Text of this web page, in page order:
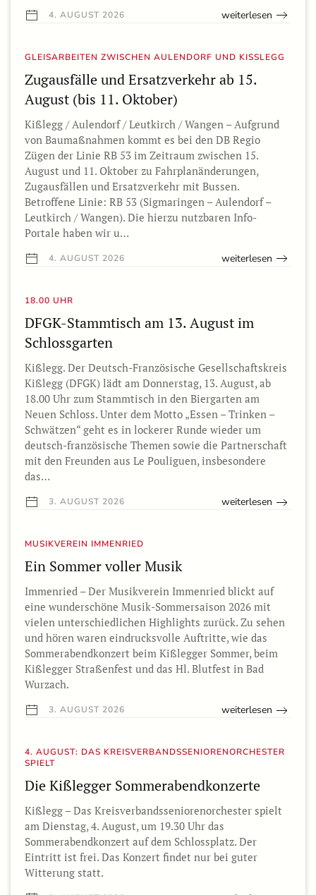
4. AUGUST 2026 weiterlesen
GLEISARBEITEN ZWISCHEN AULENDORF UND KISSLEGG
Zugausfälle und Ersatzverkehr ab 15.
August (bis 11. Oktober)
Kißlegg / Aulendorf / Leutkirch / Wangen – Aufgrund
von Baumaßnahmen kommt es bei den DB Regio
Zügen der Linie RB 53 im Zeitraum zwischen 15.
August und 11. Oktober zu Fahrplanänderungen,
Zugausfällen und Ersatzverkehr mit Bussen.
Betroffene Linie: RB 53 (Sigmaringen – Aulendorf –
Leutkirch / Wangen). Die hierzu nutzbaren Info-
Portale haben wir u…
4. AUGUST 2026 weiterlesen
18.00 UHR
DFGK-Stammtisch am 13. August im
Schlossgarten
Kißlegg. Der Deutsch-Französische Gesellschaftskreis
Kißlegg (DFGK) lädt am Donnerstag, 13. August, ab
18.00 Uhr zum Stammtisch in den Biergarten am
Neuen Schloss. Unter dem Motto „Essen – Trinken –
Schwätzen“ geht es in lockerer Runde wieder um
deutsch-französische Themen sowie die Partnerschaft
mit den Freunden aus Le Pouliguen, insbesondere
das…
3. AUGUST 2026 weiterlesen
MUSIKVEREIN IMMENRIED
Ein Sommer voller Musik
Immenried – Der Musikverein Immenried blickt auf
eine wunderschöne Musik-Sommersaison 2026 mit
vielen unterschiedlichen Highlights zurück. Zu sehen
und hören waren eindrucksvolle Auftritte, wie das
Sommerabendkonzert beim Kißlegger Sommer, beim
Kißlegger Straßenfest und das Hl. Blutfest in Bad
Wurzach.
3. AUGUST 2026 weiterlesen
4. AUGUST: DAS KREISVERBANDSSENIORENORCHESTER
SPIELT
Die Kißlegger Sommerabendkonzerte
Kißlegg – Das Kreisverbandsseniorenorchester spielt
am Dienstag, 4. August, um 19.30 Uhr das
Sommerabendkonzert auf dem Schlossplatz. Der
Eintritt ist frei. Das Konzert findet nur bei guter
Witterung statt.